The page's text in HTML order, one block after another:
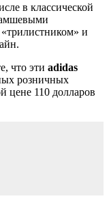
в классической
и
что эти adidas
розничных
цене 110 долларов